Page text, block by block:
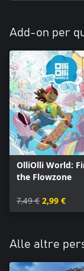
Add-on per
OlliOlli World:
the Flowzone
7,49 € 2,99 €
Alle altre